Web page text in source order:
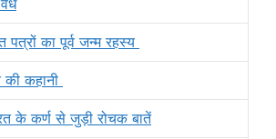
पत्रों का पूर्व जन्म रहस्य
कहानी
के कर्ण से जुड़ी रोचक बातें